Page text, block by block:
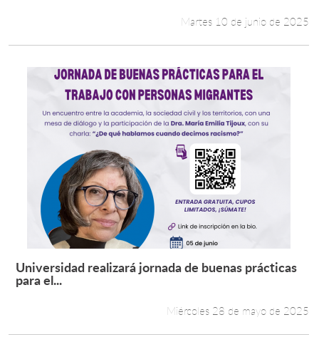
Martes 10 de junio de 2025
Leer más +
Universidad realizará jornada de buenas prácticas
para el...
Miércoles 28 de mayo de 2025